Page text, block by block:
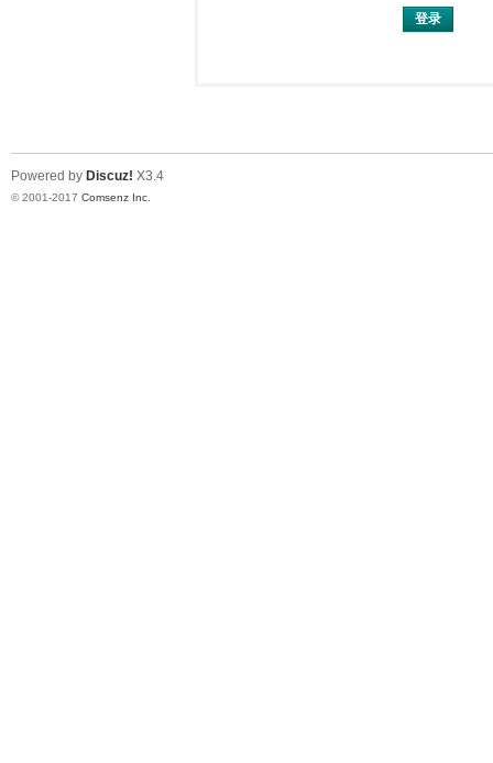
登录
Powered by Discuz! X3.4
© 2001-2017 Comsenz Inc.